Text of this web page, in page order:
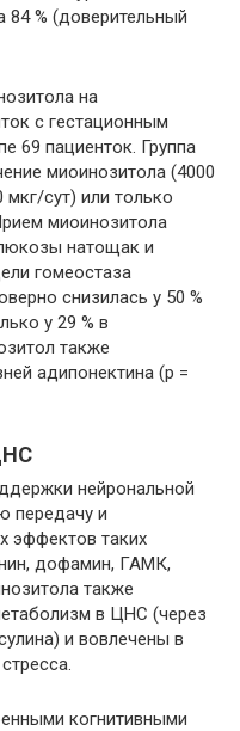
84 % (доверительный
на
с гестационным
69 пациенток. Группа
миоинозитола (4000
сут) или только
миоинозитола
натощак и
гомеостаза
снизилась у 50 %
у 29 % в
также
адипонектина (р =
нейрональной
передачу и
эффектов таких
дофамин, ГАМК,
также
в ЦНС (через
и вовлечены в
когнитивными